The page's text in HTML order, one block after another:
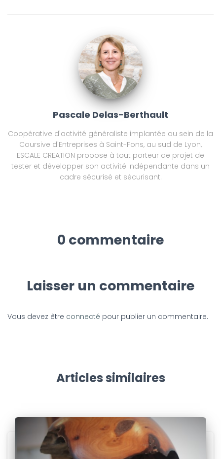
Pascale Delas-Berthault
Coopérative d'activité généraliste implantée au sein de la
Coursive d'Entreprises à Saint-Fons, au sud de Lyon,
ESCALE CREATION propose à tout porteur de projet de
tester et développer son activité indépendante dans un
cadre sécurisé et sécurisant.
0 commentaire
Laisser un commentaire
Vous devez être connecté pour publier un commentaire.
Articles similaires